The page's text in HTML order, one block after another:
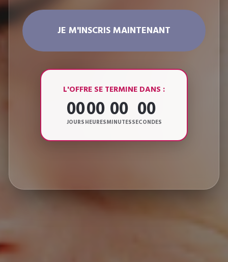
JE M'INSCRIS MAINTENANT
L'OFFRE SE TERMINE DANS :
00
JOURS
00
HEURES
00
MINUTES
00
SECONDES